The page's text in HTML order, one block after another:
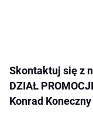
Skontaktuj się z
DZIAŁ
Konrad Koneczny